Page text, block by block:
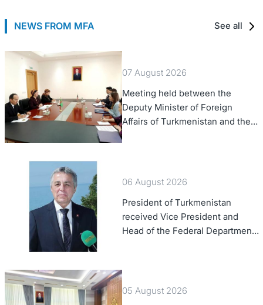
NEWS FROM MFA See all
07 August 2026
Meeting held between the
Deputy Minister of Foreign
Affairs of Turkmenistan and the
Chargé d'Affaires a.i. of the
06 August 2026
President of Turkmenistan
received Vice President and
Head of the Federal Department
05 August 2026